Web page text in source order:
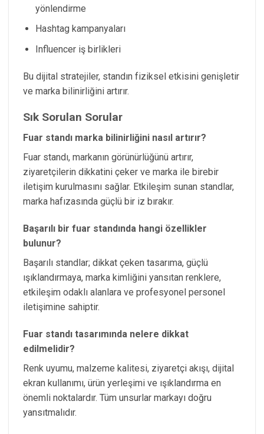
yönlendirme
Hashtag kampanyaları
Influencer iş birlikleri
Bu dijital stratejiler, standın fiziksel etkisini genişletir
ve marka bilinirliğini artırır.
Sık Sorulan Sorular
Fuar standı marka bilinirliğini nasıl artırır?
Fuar standı, markanın görünürlüğünü artırır,
ziyaretçilerin dikkatini çeker ve marka ile birebir
iletişim kurulmasını sağlar. Etkileşim sunan standlar,
marka hafızasında güçlü bir iz bırakır.
Başarılı bir fuar standında hangi özellikler
bulunur?
Başarılı standlar; dikkat çeken tasarıma, güçlü
ışıklandırmaya, marka kimliğini yansıtan renklere,
etkileşim odaklı alanlara ve profesyonel personel
iletişimine sahiptir.
Fuar standı tasarımında nelere dikkat
edilmelidir?
Renk uyumu, malzeme kalitesi, ziyaretçi akışı, dijital
ekran kullanımı, ürün yerleşimi ve ışıklandırma en
önemli noktalardır. Tüm unsurlar markayı doğru
yansıtmalıdır.